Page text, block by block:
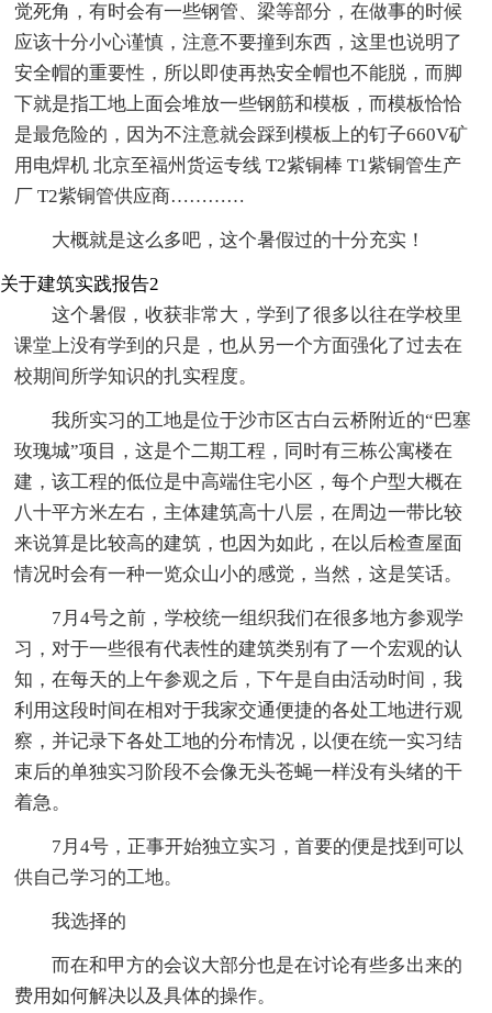
觉死角，有时会有一些钢管、梁等部分，在做事的时候
应该十分小心谨慎，注意不要撞到东西，这里也说明了
安全帽的重要性，所以即使再热安全帽也不能脱，而脚
下就是指工地上面会堆放一些钢筋和模板，而模板恰恰
是最危险的，因为不注意就会踩到模板上的钉子660V矿
用电焊机 北京至福州货运专线 T2紫铜棒 T1紫铜管生产
厂 T2紫铜管供应商…………
大概就是这么多吧，这个暑假过的十分充实！
关于建筑实践报告2
这个暑假，收获非常大，学到了很多以往在学校里
课堂上没有学到的只是，也从另一个方面强化了过去在
校期间所学知识的扎实程度。
我所实习的工地是位于沙市区古白云桥附近的“巴塞
玫瑰城”项目，这是个二期工程，同时有三栋公寓楼在
建，该工程的低位是中高端住宅小区，每个户型大概在
八十平方米左右，主体建筑高十八层，在周边一带比较
来说算是比较高的建筑，也因为如此，在以后检查屋面
情况时会有一种一览众山小的感觉，当然，这是笑话。
7月4号之前，学校统一组织我们在很多地方参观学
习，对于一些很有代表性的建筑类别有了一个宏观的认
知，在每天的上午参观之后，下午是自由活动时间，我
利用这段时间在相对于我家交通便捷的各处工地进行观
察，并记录下各处工地的分布情况，以便在统一实习结
束后的单独实习阶段不会像无头苍蝇一样没有头绪的干
着急。
7月4号，正事开始独立实习，首要的便是找到可以
供自己学习的工地。
我选择的
而在和甲方的会议大部分也是在讨论有些多出来的
费用如何解决以及具体的操作。